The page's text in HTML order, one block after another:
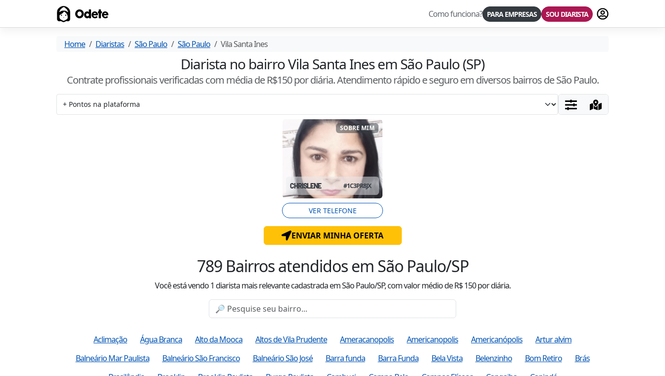
Odete Como funciona? PARA EMPRESAS SOU DIARISTA Fazer login
Home Diaristas São Paulo São Paulo Vila Santa Ines
Diarista no bairro Vila Santa Ines em São Paulo (SP)
Contrate profissionais verificadas com média de R$150por diária. Atendimentorápido e seguroem diversos bairrosde São Paulo.
SOBRE MIM
CHRISLENE #1C3PR8JX
VER TELEFONE
ENVIAR MINHA OFERTA
789 Bairros atendidosem São Paulo/SP
Você está vendo1 diarista mais relevante cadastrada em São Paulo/SP, com valormédiode R$150por diária.
Aclimação Água Branca Alto da Mooca Altos de Vila Prudente Ameracanopolis Americanopolis Americanópolis
Artur alvim
Balneário Mar Paulista
Balneário São Francisco Balneário São José Barra funda Barra Funda Bela Vista Belenzinho Bom Retiro
Brás